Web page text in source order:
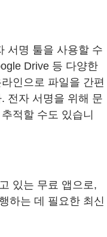
서명 툴을 사용할 수
Drive 등 다양한
인으로 파일을 간편
전자 서명을 위해 문
적할 수도 있습니
있는 무료 앱으로,
하는 데 필요한 최신